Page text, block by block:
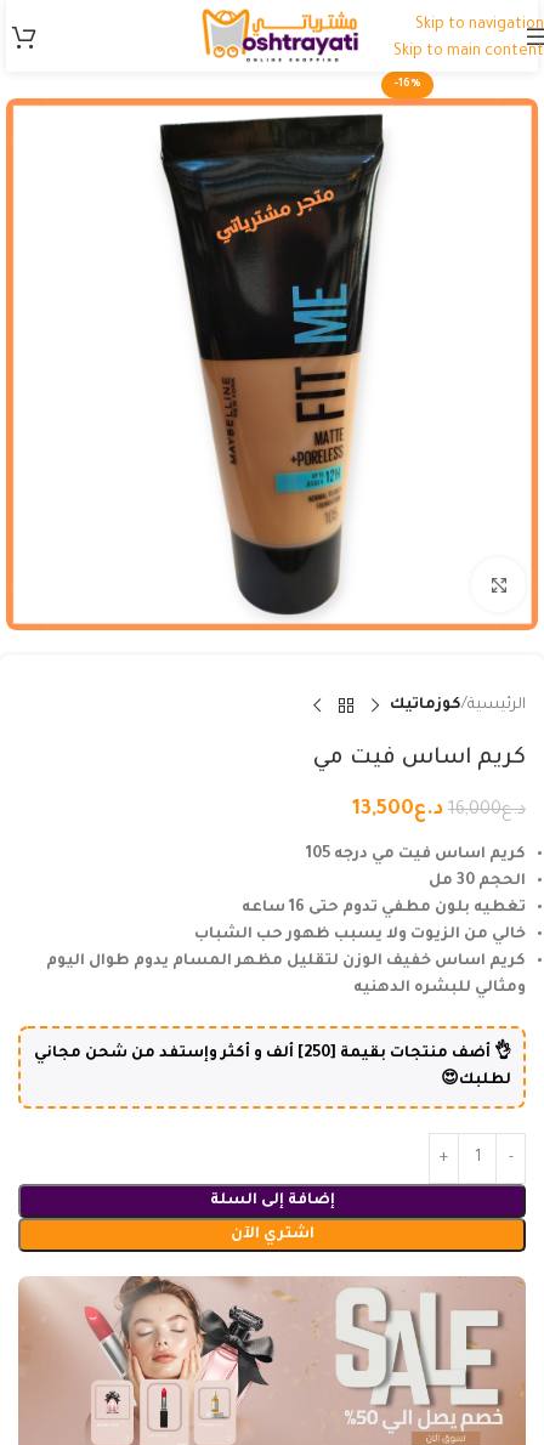
Skip to navigation
Skip to main content
-16%
الرئيسية كوزماتيك
كريم اساس فيت مي
د.ع16,000 د.ع13,500
كريم اساس فيت مي درجه 105
الحجم 30 مل
تغطيه بلون مطفي تدوم حتى 16 ساعه
خالي من الزيوت ولا يسبب ظهور حب الشباب
كريم اساس خفيف الوزن لتقليل مظهر المسام يدوم طوال اليوم
ومثالي للبشره الدهنيه
👌 أضف منتجات بقيمة [250] ألف و أكثر وإستفد من شحن مجاني
لطلبك😍
إضافة إلى السلة
اشتري الآن